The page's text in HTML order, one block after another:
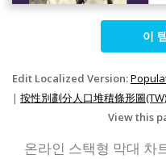
이
Edit Localized Version:
| 按性別劃分人口堆積條形圖(TW)
View this
온라인 스택형 막대 차